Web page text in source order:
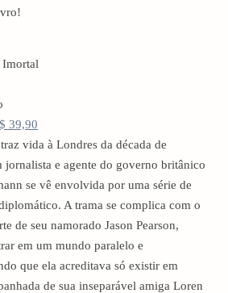
Imortal
39,90
vida à Londres da década de
jornalista e agente do governo britânico
se vê envolvida por uma série de
A trama se complica com o
de seu namorado Jason Pearson,
em um mundo paralelo e
que ela acreditava só existir em
de sua inseparável amiga Loren